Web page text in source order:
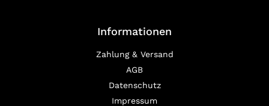
Informationen
Zahlung & Versand
AGB
Datenschutz
Impressum